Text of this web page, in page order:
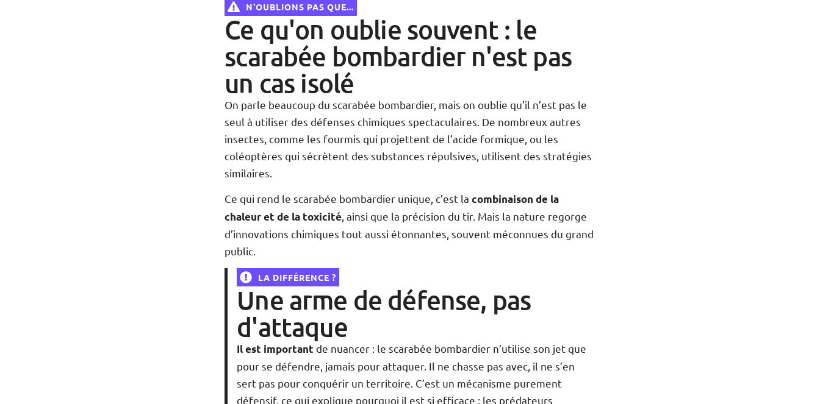
N'OUBLIONS PAS QUE...
Ce qu'on oublie souvent : le
scarabée bombardier n'est pas
un cas isolé
On parle beaucoup du scarabée bombardier, mais on oublie qu’il n’est pas le
seul à utiliser des défenses chimiques spectaculaires. De nombreux autres
insectes, comme les fourmis qui projettent de l’acide formique, ou les
coléoptères qui sécrètent des substances répulsives, utilisent des stratégies
similaires.
Ce qui rend le scarabée bombardier unique, c’est lacombinaison de la
chaleur et de la toxicité , ainsi que la précision du tir. Mais la nature regorge
d’innovations chimiques tout aussi étonnantes, souvent méconnues du grand
public.
LA DIFFÉRENCE ?
Une arme de défense, pas
d'attaque
Il est important de nuancer : le scarabée bombardier n’utilise son jet que
pour se défendre, jamais pour attaquer. Il ne chasse pas avec, il ne s’en
sert pas pour conquérir un territoire. C’est un mécanisme purement
défensif, ce qui explique pourquoi il est si efficace : les prédateurs